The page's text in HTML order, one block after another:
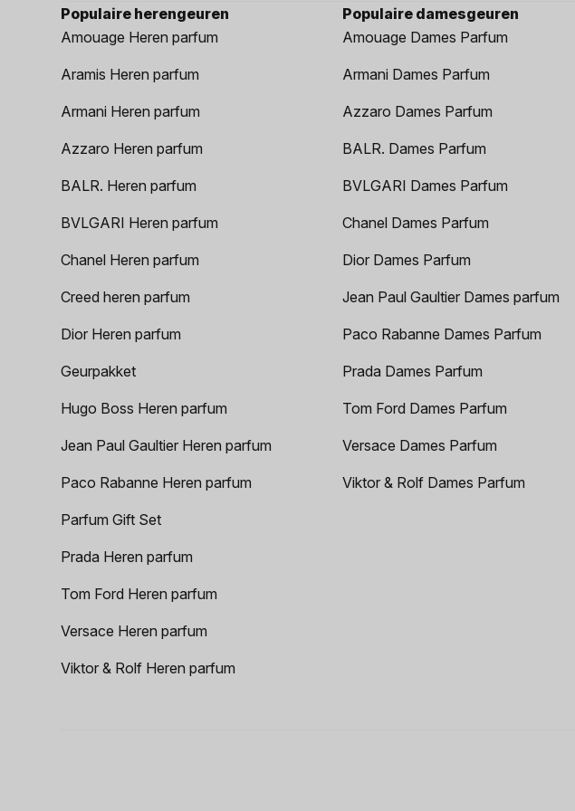
Populaire herengeuren
Amouage Heren parfum
Aramis Heren parfum
Armani Heren parfum
Azzaro Heren parfum
BALR. Heren parfum
BVLGARI Heren parfum
Chanel Heren parfum
Creed heren parfum
Dior Heren parfum
Geurpakket
Hugo Boss Heren parfum
Jean Paul Gaultier Heren parfum
Paco Rabanne Heren parfum
Parfum Gift Set
Prada Heren parfum
Tom Ford Heren parfum
Versace Heren parfum
Viktor & Rolf Heren parfum
Populaire damesgeuren
Amouage Dames Parfum
Armani Dames Parfum
Azzaro Dames Parfum
BALR. Dames Parfum
BVLGARI Dames Parfum
Chanel Dames Parfum
Dior Dames Parfum
Jean Paul Gaultier Dames parfum
Paco Rabanne Dames Parfum
Prada Dames Parfum
Tom Ford Dames Parfum
Versace Dames Parfum
Viktor & Rolf Dames Parfum